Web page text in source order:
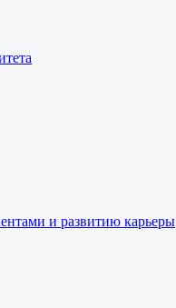
и развитию карьеры